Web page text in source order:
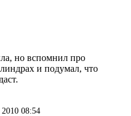
но вспомнил про
и подумал, что
08:54